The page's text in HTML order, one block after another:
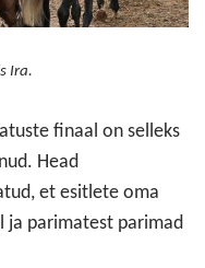
Ira.
finaal on selleks
Head
et esitlete oma
ja parimatest parimad